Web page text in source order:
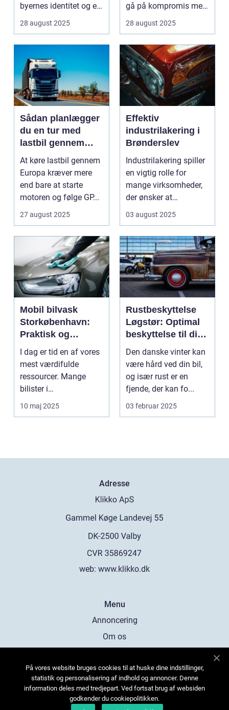
byernes identitet og en
kultur, ...
28 august 2025
gå på kompromis med
kom...
28 august 2025
Sådan planlægger
du en tur med
lastbil gennem
Europa
At køre lastbil gennem
Europa kræver mere
end bare at starte
motoren og følge GP...
27 august 2025
Effektiv
industrilakering i
Brønderslev
Industrilakering spiller
en vigtig rolle for
mange virksomheder,
der ønsker at
forlænge...
03 august 2025
Mobil bilvask
Storkøbenhavn:
Praktisk og
effektiv bilpleje
I dag er tid en af vores
mest værdifulde
ressourcer. Mange
bilister i
Storkøbenhavn &os...
10 maj 2025
Rustbeskyttelse
Løgstør: Optimal
beskyttelse til din
bil
Den danske vinter kan
være hård ved din bil,
og især rust er en
fjende, der kan fo...
03 februar 2025
Adresse
web: www.klikko.dk
Menu
Annoncering
Om os
Kontakt os
Sitemap
På vores website bruges cookies til at huske dine indstillinger,
statistik og personalisering af indhold og annoncer. Denne
information deles med tredjepart. Ved fortsat brug af websiden
godkender du cookiepolitikken.